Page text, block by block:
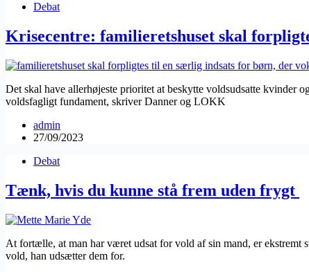
Debat
Krisecentre: familieretshuset skal
Det skal have allerhøjeste prioritet at beskytte voldsudsatte kvinder
voldsfagligt fundament, skriver Danner og LOKK
admin
27/09/2023
Debat
Tænk, hvis du kunne stå frem uden frygt
At fortælle, at man har været udsat for vold af sin mand, er ekstremt
vold, han udsætter dem for.